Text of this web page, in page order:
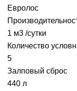
Евролос
1 м3 /сутки
Количество
5
Залповый сброс
440 л